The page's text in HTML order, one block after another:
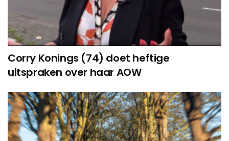
Corry Konings (74) doet heftige
uitspraken over haar AOW